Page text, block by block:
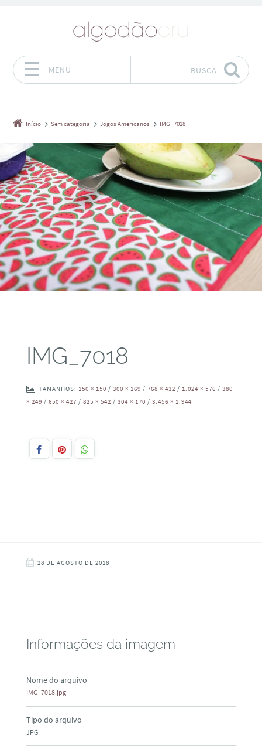
MENU BUSCA
Início Sem categoria Jogos Americanos IMG_7018
IMG_7018
TAMANHOS: 150 × 150 / 300 × 169 / 768 × 432 / 1.024 × 576 / 380
× 249 / 650 × 427 / 825 × 542 / 304 × 170 / 3.456 × 1.944
28 DE AGOSTO DE 2018
Informações da imagem
Nome do arquivo
IMG_7018.jpg
Tipo do arquivo
JPG